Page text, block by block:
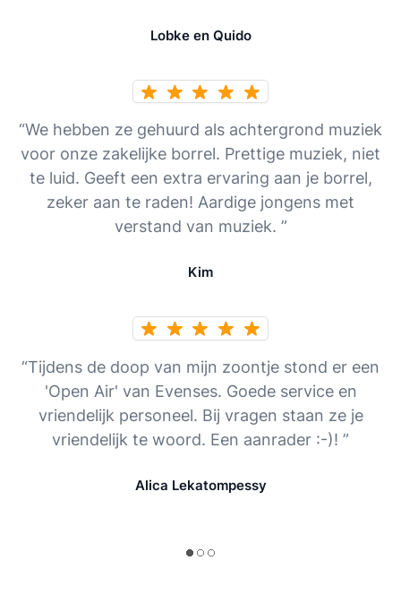
Lobke en Quido
“We hebben ze gehuurd als achtergrond muziek
voor onze zakelijke borrel. Prettige muziek, niet
te luid. Geeft een extra ervaring aan je borrel,
zeker aan te raden! Aardige jongens met
verstand van muziek. ”
Kim
“Tijdens de doop van mijn zoontje stond er een
'Open Air' van Evenses. Goede service en
vriendelijk personeel. Bij vragen staan ze je
vriendelijk te woord. Een aanrader :-)! ”
Alica Lekatompessy